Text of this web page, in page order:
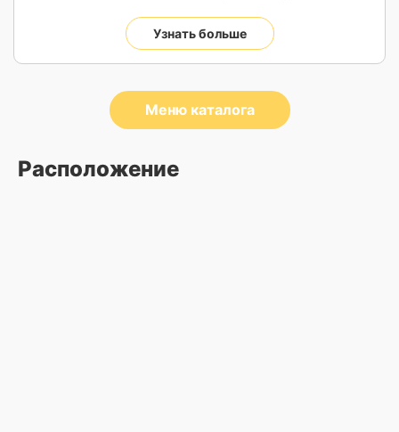
Узнать больше
Меню каталога
Расположение